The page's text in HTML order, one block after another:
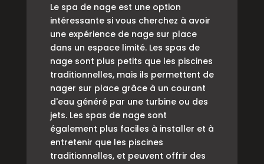
Le spa de nage est une option
intéressante si vous cherchez à avoir
une expérience de nage sur place
dans un espace limité. Les spas de
nage sont plus petits que les piscines
traditionnelles, mais ils permettent de
nager sur place grâce à un courant
d'eau généré par une turbine ou des
jets. Les spas de nage sont
également plus faciles à installer et à
entretenir que les piscines
traditionnelles, et peuvent offrir des